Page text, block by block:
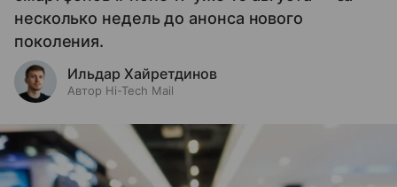
несколько недель до анонса нового
поколения.
Ильдар Хайретдинов
Автор Hi-Tech Mail